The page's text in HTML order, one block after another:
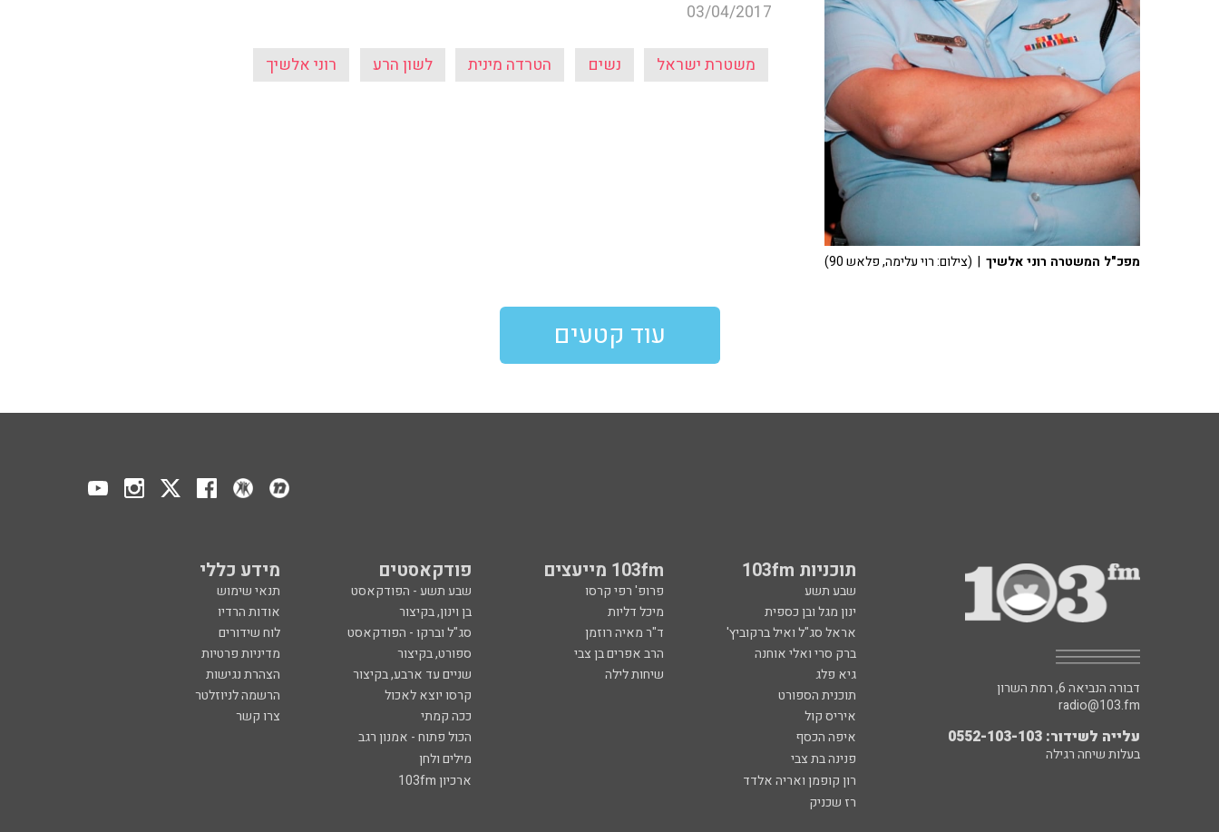
03/04/2017
משטרת ישראל נשים הטרדה מינית לשון הרע רוני אלשיך
מפכ"ל המשטרה רוני אלשיך | (צילום: רוי עלימה, פלאש 90)
עוד קטעים
תוכניות 103fm 103fm מייעצים פודקאסטים מידע כללי
שבע תשע פרופ' רפי קרסו שבע תשע - הפודקאסט
תנאי שימוש
ינון מגל ובן כספית
מיכל דליות בן וינון, בקיצור
אודות הרדיו
אראל סג"ל ואיל ברקוביץ'
ד"ר מאיה רוזמן סג"ל וברקו - הפודקאסט
לוח שידורים
ברק סרי ואלי אוחנה
הרב אפרים בן צבי ספורט, בקיצור
מדיניות פרטיות
גיא פלג
שיחות לילה שניים עד ארבע, בקיצור
הצהרת נגישות
תוכנית הספורט
קרסו יוצא לאכול
הרשמה לניוזלטר
איריס קול
ככה קמתי
צרו קשר
איפה הכסף
הכול פתוח - אמנון רגב
פנינה בת צבי
מילים ולחן
רון קופמן ואריה אלדד
ארכיון 103fm
רז שכניק
דבורה הנביאה 6, רמת השרון
radio@103.fm
עלייה לשידור: 0552-103-103
בעלות שיחה רגילה